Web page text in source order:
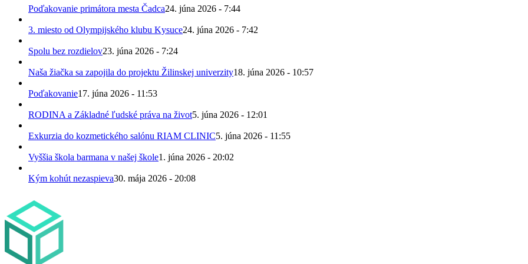
Poďakovanie primátora mesta Čadca24. júna 2026 - 7:44
3. miesto od Olympijského klubu Kysuce24. júna 2026 - 7:42
Spolu bez rozdielov23. júna 2026 - 7:24
Naša žiačka sa zapojila do projektu Žilinskej univerzity18. júna 2026 - 10:57
Poďakovanie17. júna 2026 - 11:53
RODINA a Základné ľudské práva na život5. júna 2026 - 12:01
Exkurzia do kozmetického salónu RIAM CLINIC5. júna 2026 - 11:55
Vyššia škola barmana v našej škole1. júna 2026 - 20:02
Kým kohút nezaspieva30. mája 2026 - 20:08